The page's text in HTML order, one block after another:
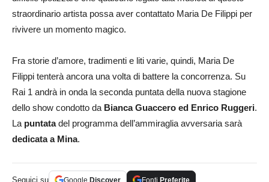
straordinario artista possa aver contattato Maria De Filippi per
rivivere un momento magico.
Fra storie d’amore, tradimenti e liti varie, quindi, Maria De
Filippi tenterà ancora una volta di battere la concorrenza. Su
Rai 1 andrà in onda la seconda puntata della nuova stagione
dello show condotto da Bianca Guaccero ed Enrico Ruggeri.
La puntatadel programma dell’ammiraglia avversaria sarà
dedicata a Mina.
Seguici su Google Discover Fonti Preferite